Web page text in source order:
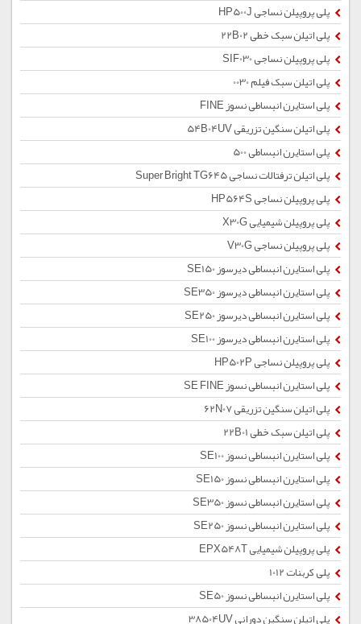
پلی پروپیلن نساجی HP500J
پلی اتیلن سبک خطی 22B02
پلی پروپیلن نساجی SIF030
پلی اتیلن سبک فیلم 0030
پلی استایرن انبساطی نسوز FINE
پلی اتیلن سنگین تزریقی 54B04UV
پلی استایرن انبساطی 500
پلی اتیلن ترفتالات نساجی Super Bright TG645
پلی پروپیلن نساجی HP564S
پلی پروپیلن شیمیایی X30G
پلی پروپیلن نساجی V30G
پلی استایرن انبساطی دیرسوز SE150
پلی استایرن انبساطی دیرسوز SE350
پلی استایرن انبساطی دیرسوز SE250
پلی استایرن انبساطی دیرسوز SE100
پلی پروپیلن نساجی HP502P
پلی استایرن انبساطی نسوز SE FINE
پلی اتیلن سنگین تزریقی 62N07
پلی اتیلن سبک خطی 22B01
پلی استایرن انبساطی نسوز SE100
پلی استایرن انبساطی نسوز SE150
پلی استایرن انبساطی نسوز SE350
پلی استایرن انبساطی نسوز SE250
پلی پروپیلن شیمیایی EPX548T
پلی کربنات 1012
پلی استایرن انبساطی نسوز SE50
پلی اتیلن سنگین دورانی 38504UV